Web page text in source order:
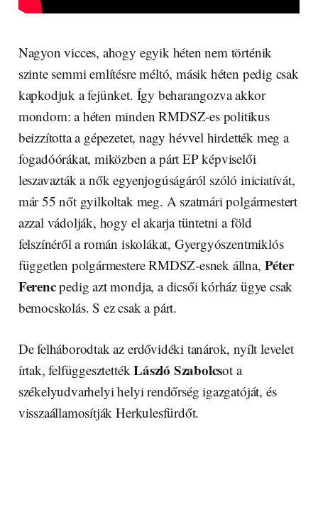
Nagyon vicces, ahogy egyik héten nem történik
szinte semmi említésre méltó, másik héten pedig csak
kapkodjuk a fejünket. Így beharangozva akkor
mondom: a héten minden RMDSZ-es politikus
beizzította a gépezetet, nagy hévvel hirdették meg a
fogadóórákat, miközben a párt EP képviselői
leszavazták a nők egyenjogúságáról szóló iniciatívát,
már 55 nőt gyilkoltak meg. A szatmári polgármestert
azzal vádolják, hogy el akarja tüntetni a föld
felszínéről a román iskolákat, Gyergyószentmiklós
független polgármestere RMDSZ-esnek állna, Péter
Ferencpedig azt mondja, a dicsői kórház ügye csak
bemocskolás. S ez csak a párt.
De felháborodtak az erdővidéki tanárok, nyílt levelet
írtak, felfüggesztettékLászló Szabolcsot a
székelyudvarhelyi helyi rendőrség igazgatóját, és
visszaállamosítják Herkulesfürdőt.